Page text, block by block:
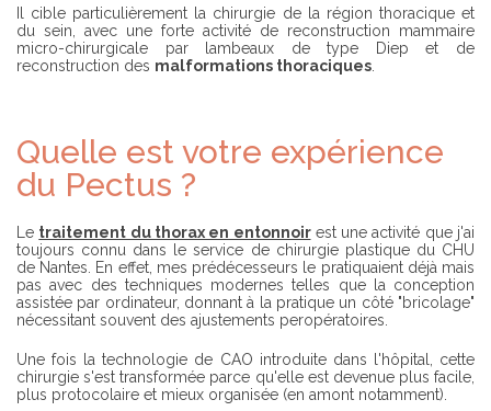
I
E
N
Il cible particulièrement la chirurgie de la région thoracique et
du sein, avec une forte activité de reconstruction mammaire
micro-chirurgicale par lambeaux de type Diep et de
reconstruction des malformations thoraciques
Quelle est votre expérience
du Pectus ?
Le traitement du thorax en entonnoirest une activité que j'ai
toujours connu dans le service de chirurgie plastique du CHU
de Nantes. En effet, mes prédécesseurs le pratiquaient déjà mais
pas avec des techniques modernes telles que la conception
assistée par ordinateur, donnant à la pratique un côté "bricolage"
nécessitant souvent des ajustements peropératoires.
Une fois la technologie de CAO introduite dans l'hôpital, cette
chirurgie s'est transformée parce qu'elle est devenue plus facile,
plus protocolaire et mieux organisée (en amont notamment).